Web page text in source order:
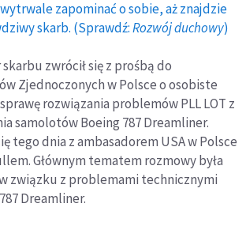
zapominać o sobie, aż znajdzie
skarb. (Sprawdź:Rozwój duchowy)
zwrócił się z prośbą do
Zjednoczonych w Polsce o osobiste
rozwiązania problemów PLL LOT z
samolotów Boeing 787 Dreamliner.
tego dnia z ambasadorem USA w Polsce
Głównym tematem rozmowy była
związku z problemami technicznymi
Dreamliner.